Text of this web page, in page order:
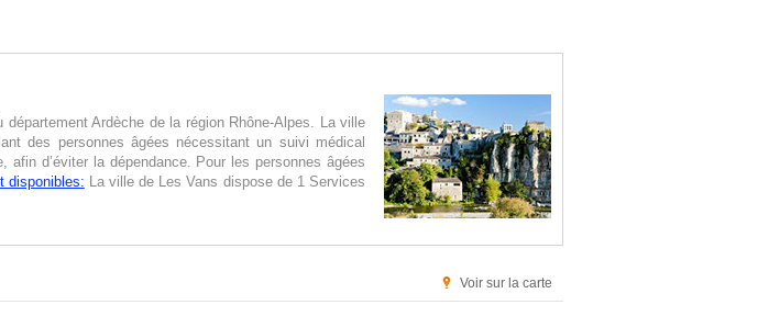
Ardèche de la région Rhône-Alpes. La ville
des personnes âgées nécessitant un suivi médical
afin d’éviter la dépendance. Pour les personnes âgées
disponibles: La ville de Les Vans dispose de 1 Services
Voir sur la carte